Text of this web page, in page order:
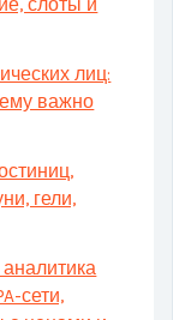
слоты и
лиц:
важно
гели,
сети,